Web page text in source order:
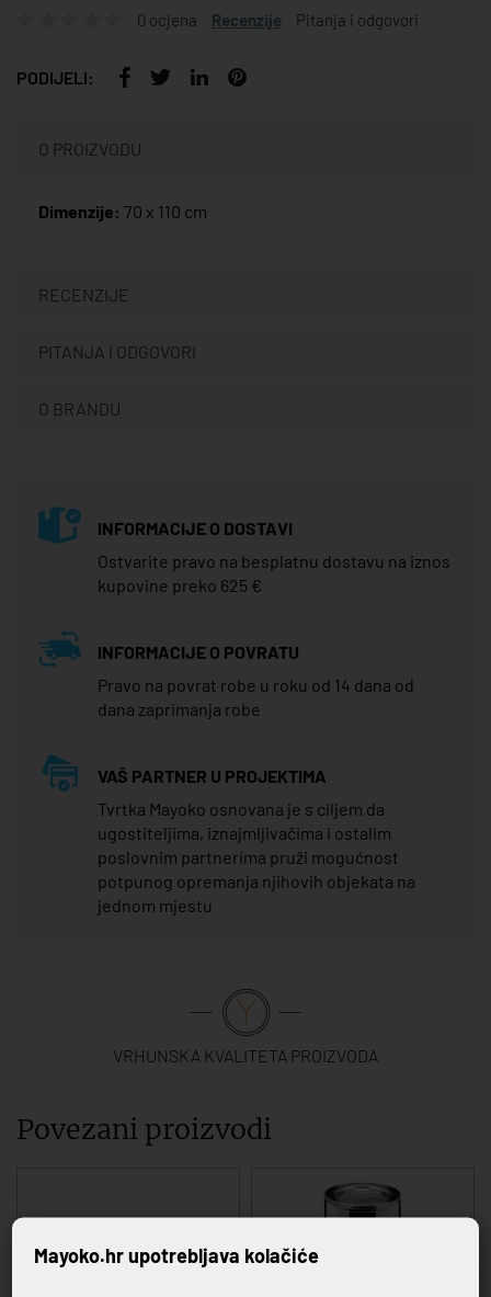
0 ocjena Recenzije Pitanja i odgovori
PODIJELI:
O PROIZVODU
Dimenzije: 70 x 110 cm
RECENZIJE
PITANJA I ODGOVORI
O BRANDU
INFORMACIJE O DOSTAVI
Ostvarite pravo na besplatnu dostavu na iznos
kupovine preko 625 €
INFORMACIJE O POVRATU
Pravo na povrat robe u roku od 14 dana od
dana zaprimanja robe
VAŠ PARTNER U PROJEKTIMA
Tvrtka Mayoko osnovana je s ciljem da
ugostiteljima, iznajmljivačima i ostalim
poslovnim partnerima pruži mogućnost
potpunog opremanja njihovih objekata na
jednom mjestu
VRHUNSKA KVALITETA PROIZVODA
Povezani proizvodi
Mayoko.hr upotrebljava kolačiće